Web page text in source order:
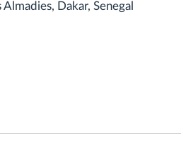
Dakar, Senegal